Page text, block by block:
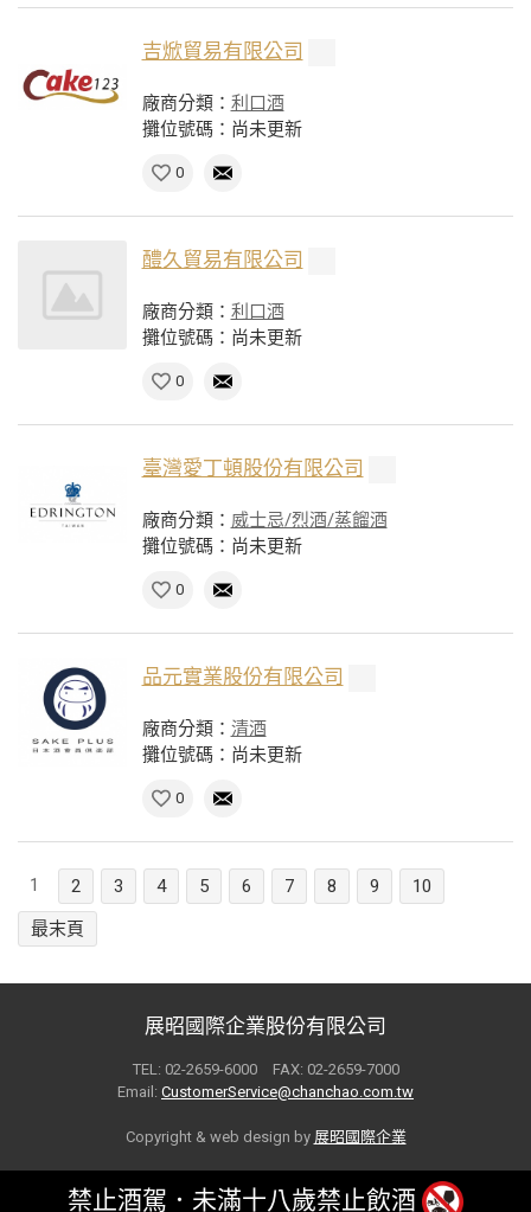
吉焮貿易有限公司
廠商分類： 利口酒
攤位號碼：尚未更新
0
醴久貿易有限公司
廠商分類： 利口酒
攤位號碼：尚未更新
0
臺灣愛丁頓股份有限公司
廠商分類： 威士忌/烈酒/蒸餾酒
攤位號碼：尚未更新
0
品元實業股份有限公司
廠商分類： 清酒
攤位號碼：尚未更新
0
1 2 3 4 5 6 7 8 9
10
最末頁
展昭國際企業股份有限公司
TEL: 02-2659-6000 FAX: 02-2659-7000
Email: CustomerService@chanchao.com.tw
Copyright & web design by 展昭國際企業
禁止酒駕．未滿十八歲禁止飲酒